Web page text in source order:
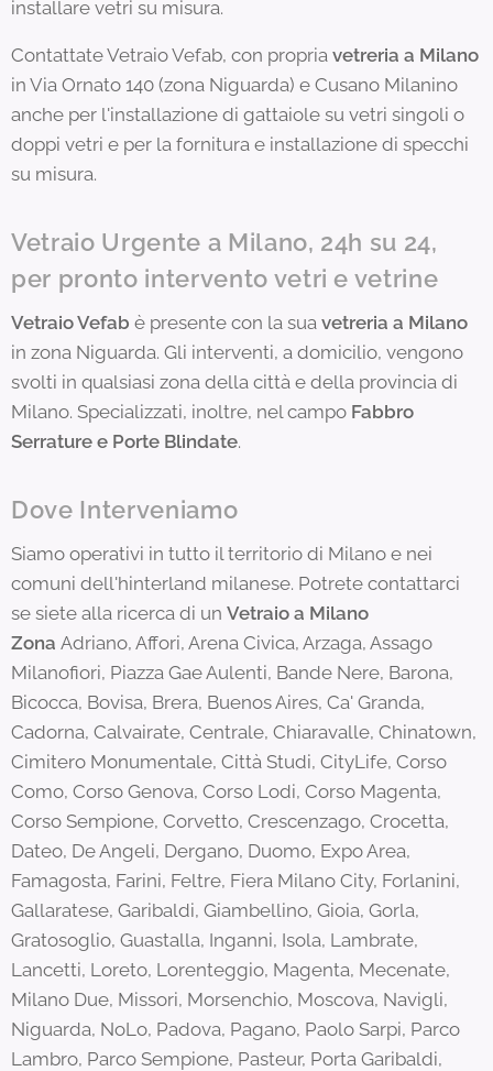
installare vetri su misura.
Contattate Vetraio Vefab, con propria vetreria a Milano
in Via Ornato 140 (zona Niguarda) e Cusano Milanino
anche per l'installazione di gattaiole su vetri singoli o
doppi vetri e per la fornitura e installazione di specchi
su misura.
Vetraio Urgente a Milano, 24h su 24,
per pronto intervento vetri e vetrine
Vetraio Vefab è presente con la sua vetreria a Milano
in zona Niguarda. Gli interventi, a domicilio, vengono
svolti in qualsiasi zona della città e della provincia di
Milano. Specializzati, inoltre, nel campo Fabbro
Serrature e Porte Blindate.
Dove Interveniamo
Siamo operativi in tutto il territorio di Milano e nei
comuni dell'hinterland milanese. Potrete contattarci
se siete alla ricerca di un Vetraio a Milano
Zona Adriano, Affori, Arena Civica, Arzaga, Assago
Milanofiori, Piazza Gae Aulenti, Bande Nere, Barona,
Bicocca, Bovisa, Brera, Buenos Aires, Ca' Granda,
Cadorna, Calvairate, Centrale, Chiaravalle, Chinatown,
Cimitero Monumentale, Città Studi, CityLife, Corso
Como, Corso Genova, Corso Lodi, Corso Magenta,
Corso Sempione, Corvetto, Crescenzago, Crocetta,
Dateo, De Angeli, Dergano, Duomo, Expo Area,
Famagosta, Farini, Feltre, Fiera Milano City, Forlanini,
Gallaratese, Garibaldi, Giambellino, Gioia, Gorla,
Gratosoglio, Guastalla, Inganni, Isola, Lambrate,
Lancetti, Loreto, Lorenteggio, Magenta, Mecenate,
Milano Due, Missori, Morsenchio, Moscova, Navigli,
Niguarda, NoLo, Padova, Pagano, Paolo Sarpi, Parco
Lambro, Parco Sempione, Pasteur, Porta Garibaldi,